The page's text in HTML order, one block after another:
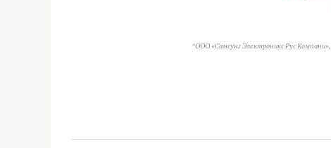
*ООО «Самсунг Электроникс Рус